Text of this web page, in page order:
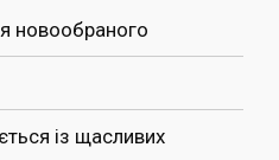
новообраного
із щасливих